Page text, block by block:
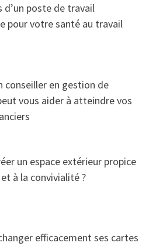
d’un poste de travail
pour votre santé au travail
conseiller en gestion de
vous aider à atteindre vos
un espace extérieur propice
à la convivialité ?
efficacement ses cartes